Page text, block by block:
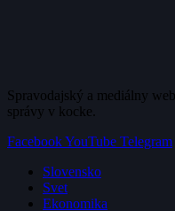
Spravodajský a mediálny
správy v kocke.
FacebookYouTube Telegram
Slovensko
Svet
Ekonomika